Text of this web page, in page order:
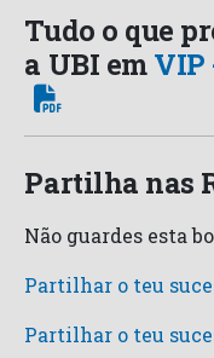
Tudo o que
a UBI emVIP
Partilha nas
Não guardes esta
Partilhar o teu
Partilhar o teu